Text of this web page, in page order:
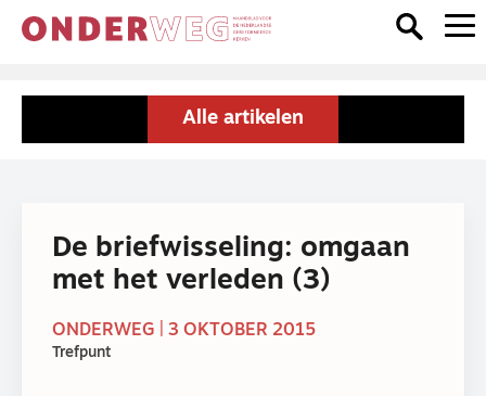
Alle artikelen
De briefwisseling: omgaan
met het verleden (3)
ONDERWEG | 3 OKTOBER 2015
Trefpunt